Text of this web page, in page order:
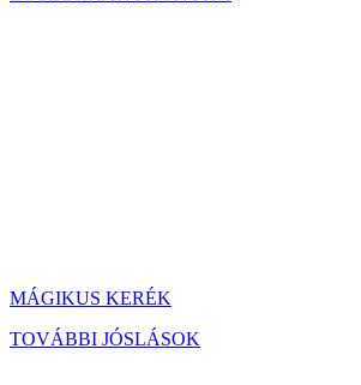
MÁGIKUS KERÉK
TOVÁBBI JÓSLÁSOK